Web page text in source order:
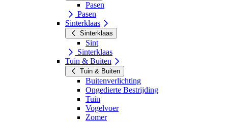
Pasen
Pasen
Sinterklaas
Sinterklaas
Sint
Sinterklaas
Tuin & Buiten
Tuin & Buiten
Buitenverlichting
Ongedierte Bestrijding
Tuin
Vogelvoer
Zomer